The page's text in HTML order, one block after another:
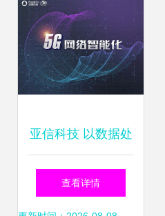
亚信科技 以数据处
理为“飞轮”，驱动
查看详情